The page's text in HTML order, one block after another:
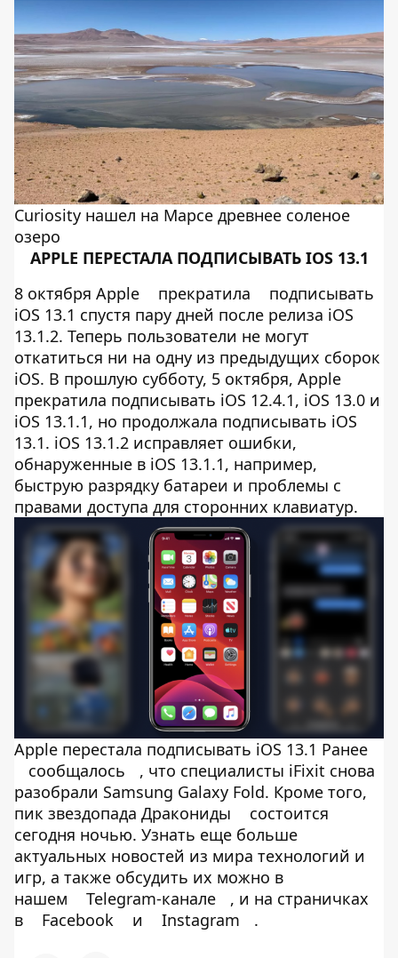
Curiosity нашел на Марсе древнее соленое
озеро
APPLE ПЕРЕСТАЛА ПОДПИСЫВАТЬ IOS 13.1
8 октября Apple
прекратила
подписывать
iOS 13.1 спустя пару дней после релиза iOS
13.1.2. Теперь пользователи не могут
откатиться ни на одну из предыдущих сборок
iOS. В прошлую субботу, 5 октября, Apple
прекратила подписывать iOS 12.4.1, iOS 13.0 и
iOS 13.1.1, но продолжала подписывать iOS
13.1. iOS 13.1.2 исправляет ошибки,
обнаруженные в iOS 13.1.1, например,
быструю разрядку батареи и проблемы с
правами доступа для сторонних клавиатур.
Apple перестала подписывать iOS 13.1 Ранее
сообщалось
, что специалисты iFixit снова
разобрали Samsung Galaxy Fold. Кроме того,
пик звездопада Дракониды
состоится
сегодня ночью. Узнать еще больше
актуальных новостей из мира технологий и
игр, а также обсудить их можно в
нашем
Telegram-канале
, и на страничках
в
Facebook и Instagram .